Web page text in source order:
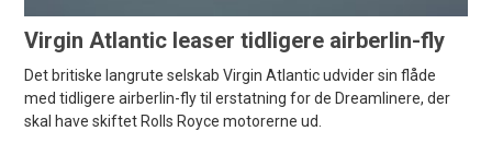
Virgin Atlantic leaser tidligere airberlin-fly
Det britiske langrute selskab Virgin Atlantic udvider sin flåde
med tidligere airberlin-fly til erstatning for de Dreamlinere, der
skal have skiftet Rolls Royce motorerne ud.